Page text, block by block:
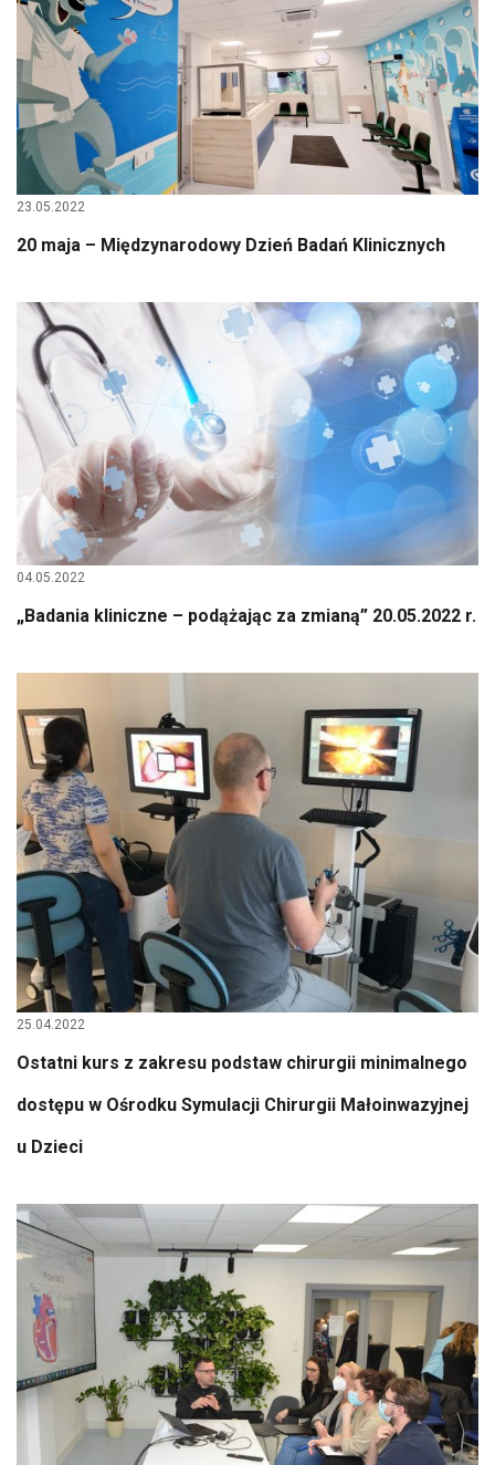
23.05.2022
20 maja – Międzynarodowy Dzień Badań Klinicznych
04.05.2022
„Badania kliniczne – podążając za zmianą” 20.05.2022 r.
25.04.2022
Ostatni kurs z zakresu podstaw chirurgii minimalnego
dostępu w Ośrodku Symulacji Chirurgii Małoinwazyjnej
u Dzieci